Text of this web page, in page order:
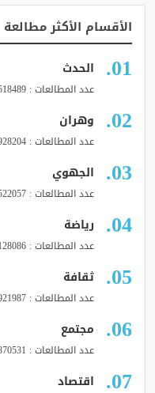
الأقسام الأكثر مطالعة
الحدث
عدد المطالعات : 3518489
وهران
عدد المطالعات : 2928204
الجهوي
عدد المطالعات : 2522057
رياضة
عدد المطالعات : 2128086
ثقافة
عدد المطالعات : 1921987
مجتمع
عدد المطالعات : 1870531
اقتصاد